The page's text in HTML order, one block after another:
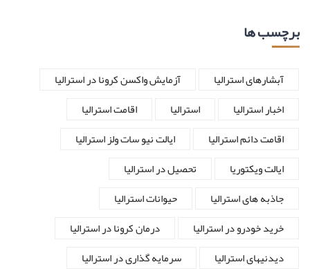
برچسب ها
آبشارهای استرالیا
آزمایش واکسن کرونا در استرالیا
اخبار استرالیا
استرالیا
اقامت استرالیا
اقامت دائم استرالیا
ایالت نیو سات ولز استرالیا
ایالت ویکتوریا
تحصیل در استرالیا
جاذبه های استرالیا
حیوانات استرالیا
خرید خودرو در استرالیا
درمان کرونا در استرالیا
دیدنیهای استرالیا
سرمایه گذاری در استرالیا